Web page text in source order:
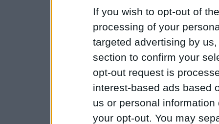
If you wish to opt-out of
processing of your
targeted advertising by
section to confirm your
opt-out request is
interest-based ads based
us or personal
your opt-out. You may